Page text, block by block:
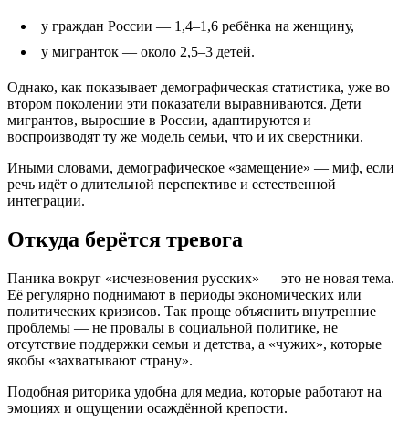
у граждан России — 1,4–1,6 ребёнка на женщину,
у мигранток — около 2,5–3 детей.
Однако, как показывает демографическая статистика, уже во
втором поколении эти показатели выравниваются. Дети
мигрантов, выросшие в России, адаптируются и
воспроизводят ту же модель семьи, что и их сверстники.
Иными словами, демографическое «замещение» — миф, если
речь идёт о длительной перспективе и естественной
интеграции.
Откуда берётся тревога
Паника вокруг «исчезновения русских» — это не новая тема.
Её регулярно поднимают в периоды экономических или
политических кризисов. Так проще объяснить внутренние
проблемы — не провалы в социальной политике, не
отсутствие поддержки семьи и детства, а «чужих», которые
якобы «захватывают страну».
Подобная риторика удобна для медиа, которые работают на
эмоциях и ощущении осаждённой крепости.